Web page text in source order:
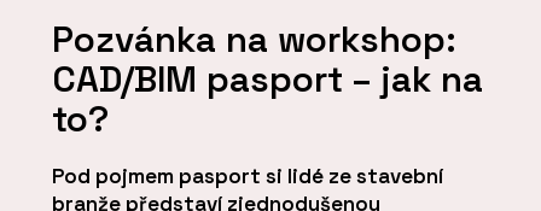
Pozvánka na workshop:
CAD/BIM pasport – jak na
to?
Pod pojmem pasport si lidé ze stavební
branže představí zjednodušenou